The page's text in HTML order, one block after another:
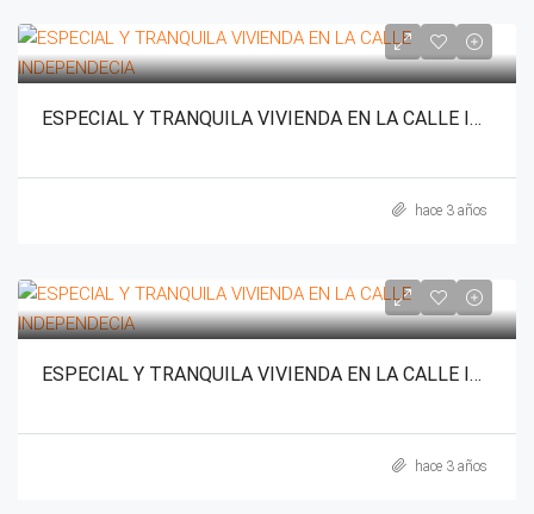
ESPECIAL Y TRANQUILA VIVIENDA EN LA CALLE INDEPENDECIA
hace 3 años
ESPECIAL Y TRANQUILA VIVIENDA EN LA CALLE INDEPENDECIA
hace 3 años